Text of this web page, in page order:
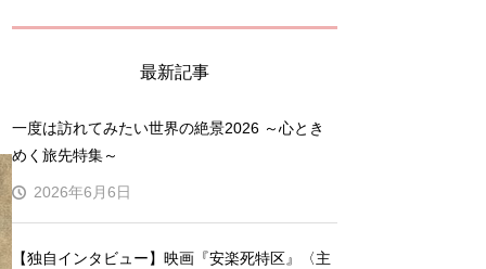
最新記事
一度は訪れてみたい世界の絶景2026 ～心とき
めく旅先特集～
2026年6月6日
【独自インタビュー】映画『安楽死特区』〈主